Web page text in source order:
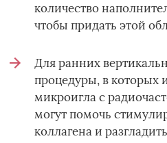
количество
чтобы придать этой
Для ранних
процедуры, в которых
микроигла с
могут помочь
коллагена и